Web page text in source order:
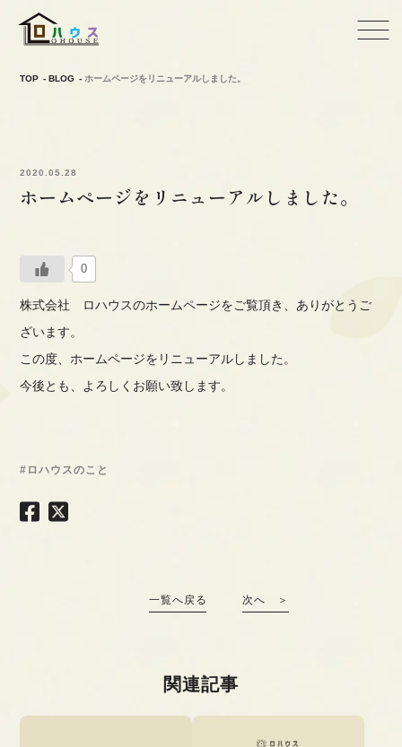
TOP BLOG ホームページをリニューアルしました。
2020.05.28
ホームページをリニューアルしました。
0
株式会社 ロハウスのホームページをご覧頂き、ありがとうご
ざいます。
この度、ホームページをリニューアルしました。
今後とも、よろしくお願い致します。
#ロハウスのこと
一覧へ戻る 次へ ＞
関連記事